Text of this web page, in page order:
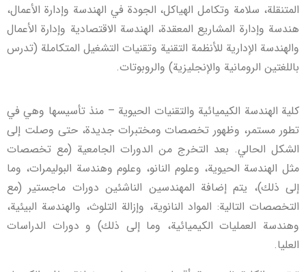
المتنقلة، سلامة وتكامل الهياكل، الجودة في الهندسة وإدارة الأعمال،
هندسة وإدارة المشاريع المعقدة، الهندسة الاقتصادية وإدارة الأعمال
والهندسة الإدارية للأنظمة التقنية وتقنيات التشغيل المتكاملة (تدرس
باللغتين الرومانية والإنجليزية) والروبوتات.
كلية الهندسة الكيميائية والتقنيات الحيوية – منذ تأسيسها وهي في
تطور مستمر، وظهور تخصصات ومختبرات جديدة، حتى وصلت إلى
الشكل الحالي. بعد التخرج من الدورات الجامعية (مع تخصصات
مثل الهندسة الحيوية، وعلوم النانو، وعلوم وهندسة البوليمرات، وما
إلى ذلك)، يتم إضافة المهندسين الناشئين دورات ماجستير (مع
التخصصات التالية: المواد النانوية، وإزالة التلوث، والهندسة البيئية،
وهندسة العمليات الكيميائية، وما إلى ذلك) و دورات الدراسات
العليا.